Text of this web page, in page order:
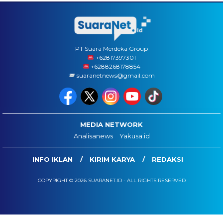
PT Suara Merdeka Group
‪+62817397301
+6288268178854
suaranetnews@gmail.com
MEDIA NETWORK
Analisanews
Yakusa.id
INFO IKLAN KIRIM KARYA REDAKSI
COPYRIGHT © 2026 SUARANET.ID - ALL RIGHTS RESERVED